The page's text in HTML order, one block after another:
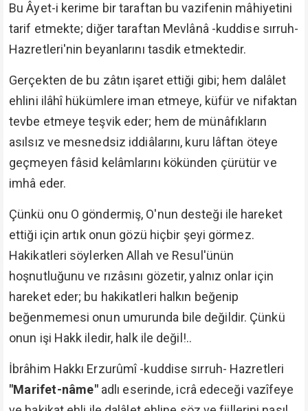
Bu Âyet-i kerime bir taraftan bu vazifenin mâhiyetini
tarif etmekte; diğer taraftan Mevlânâ -kuddise sırruh-
Hazretleri'nin beyanlarını tasdik etmektedir.
Gerçekten de bu zâtın işaret ettiği gibi; hem dalâlet
ehlini ilâhî hükümlere iman etmeye, küfür ve nifaktan
tevbe etmeye teşvik eder; hem de münâfıkların
asılsız ve mesnedsiz iddiâlarını, kuru lâftan öteye
geçmeyen fâsid kelâmlarını kökünden çürütür ve
imhâ eder.
Çünkü onu O göndermiş, O'nun desteği ile hareket
ettiği için artık onun gözü hiçbir şeyi görmez.
Hakikatleri söylerken Allah ve Resul'ünün
hoşnutluğunu ve rızâsını gözetir, yalnız onlar için
hareket eder; bu hakikatleri halkın beğenip
beğenmemesi onun umurunda bile değildir. Çünkü
onun işi Hakk iledir, halk ile değil!..
İbrâhim Hakkı Erzurûmî -kuddise sırruh- Hazretleri
"Marifet-nâme"adlı eserinde, icrâ edeceği vazîfeye